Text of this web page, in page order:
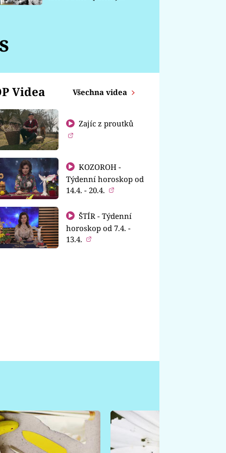
Videa Všechna videa
Zajíc z proutků
KOZOROH -
Týdenní horoskop od
14.4. - 20.4.
ŠTÍR - Týdenní
horoskop od 7.4. -
13.4.